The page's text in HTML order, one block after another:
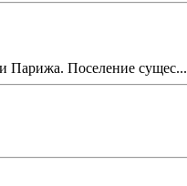
Парижа. Поселение сущес...